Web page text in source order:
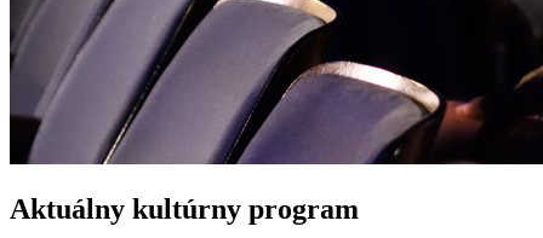
Aktuálny kultúrny program